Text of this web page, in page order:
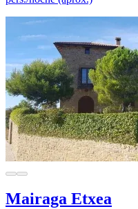
Mairaga Etxea